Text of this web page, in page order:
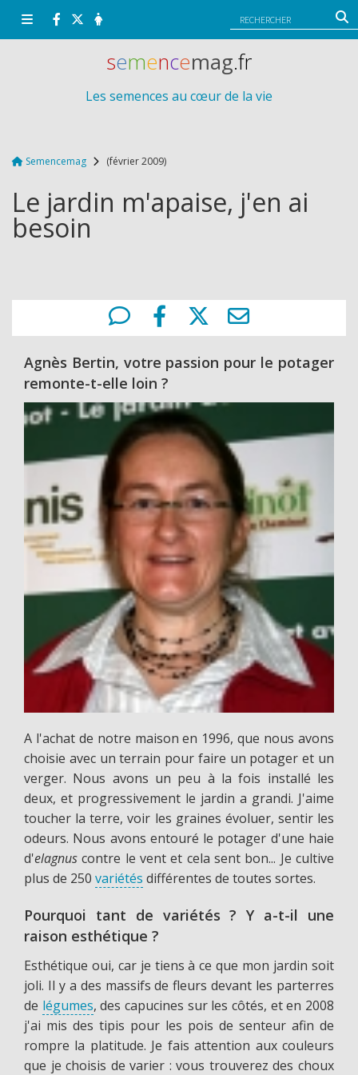
Semencemag (février 2009)
Le jardin m'apaise, j'en ai
besoin
Agnès Bertin, votre passion pour le potager
remonte-t-elle loin ?
A l'achat de notre maison en 1996, que nous avons
choisie avec un terrain pour faire un potager et un
verger. Nous avons un peu à la fois installé les
deux, et progressivement le jardin a grandi. J'aime
toucher la terre, voir les graines évoluer, sentir les
odeurs. Nous avons entouré le potager d'une haie
d'elagnus contre le vent et cela sent bon... Je cultive
plus de 250 variétés différentes de toutes sortes.
Pourquoi tant de variétés ? Y a-t-il une
raison esthétique ?
Esthétique oui, car je tiens à ce que mon jardin soit
joli. Il y a des massifs de fleurs devant les parterres
de légumes, des capucines sur les côtés, et en 2008
j'ai mis des tipis pour les pois de senteur afin de
rompre la platitude. Je fais attention aux couleurs
que je choisis de varier : vous trouverez des choux
semencemag.fr
Les semences au cœur de la vie
Panneau de gestion des cookies